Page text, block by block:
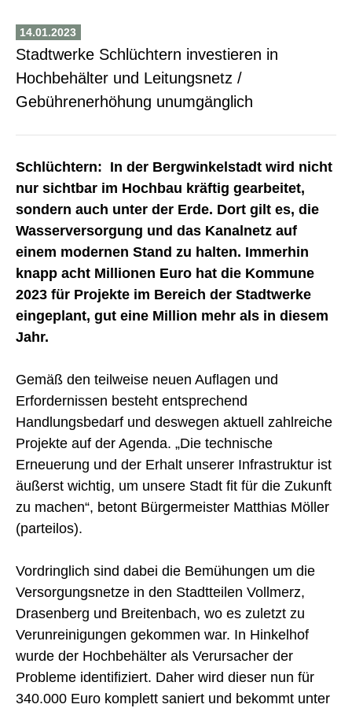
14.01.2023
Stadtwerke Schlüchtern investieren in
Hochbehälter und Leitungsnetz /
Gebührenerhöhung unumgänglich
Schlüchtern: In der Bergwinkelstadt wird nicht
nur sichtbar im Hochbau kräftig gearbeitet,
sondern auch unter der Erde. Dort gilt es, die
Wasserversorgung und das Kanalnetz auf
einem modernen Stand zu halten. Immerhin
knapp acht Millionen Euro hat die Kommune
2023 für Projekte im Bereich der Stadtwerke
eingeplant, gut eine Million mehr als in diesem
Jahr.
Gemäß den teilweise neuen Auflagen und
Erfordernissen besteht entsprechend
Handlungsbedarf und deswegen aktuell zahlreiche
Projekte auf der Agenda. „Die technische
Erneuerung und der Erhalt unserer Infrastruktur ist
äußerst wichtig, um unsere Stadt fit für die Zukunft
zu machen“, betont Bürgermeister Matthias Möller
(parteilos).
Vordringlich sind dabei die Bemühungen um die
Versorgungsnetze in den Stadtteilen Vollmerz,
Drasenberg und Breitenbach, wo es zuletzt zu
Verunreinigungen gekommen war. In Hinkelhof
wurde der Hochbehälter als Verursacher der
Probleme identifiziert. Daher wird dieser nun für
340.000 Euro komplett saniert und bekommt unter